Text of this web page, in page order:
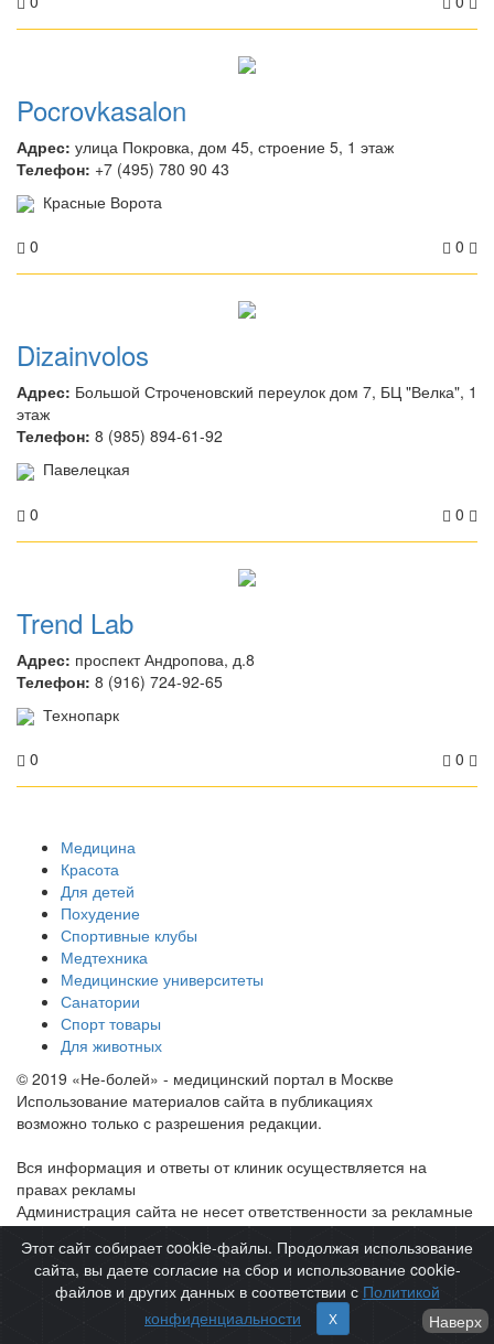
Pocrovkasalon
Адрес: улица Покровка, дом 45, строение 5, 1 этаж
Телефон: +7 (495) 780 90 43
Красные Ворота
0 0
Dizainvolos
Адрес: Большой Строченовский переулок дом 7, БЦ "Велка", 1
этаж
Телефон: 8 (985) 894-61-92
Павелецкая
0 0
Trend Lab
Адрес: проспект Андропова, д.8
Телефон: 8 (916) 724-92-65
Технопарк
0 0
Медицина
Красота
Для детей
Похудение
Спортивные клубы
Медтехника
Медицинские университеты
Санатории
Спорт товары
Для животных
© 2019 «Не-болей» - медицинский портал в Москве
Использование материалов сайта в публикациях
возможно только с разрешения редакции.
Вся информация и ответы от клиник осуществляется на
правах рекламы
Администрация сайта не несет ответственности за рекламные
материалы и отзывы.
Политика конфиденциальности
Этот сайт собирает cookie-файлы. Продолжая использование
сайта, вы даете согласие на сбор и использование cookie-
файлов и других данных в соответствии с Политикой
конфиденциальности
Х Наверх